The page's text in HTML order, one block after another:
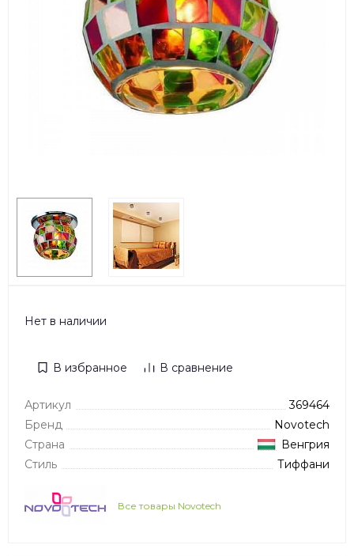
Нет в наличии
В избранное В сравнение
Артикул
369464
Бренд
Novotech
Страна
Венгрия
Стиль
Тиффани
Все товары Novotech